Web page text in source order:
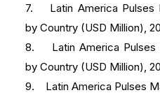
7. Latin America Pulses
by Country (USD Million),
8. Latin America Pulses
by Country (USD Million),
9. Latin America Pulses